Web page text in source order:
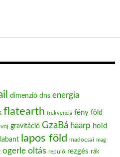
dimenzió dns energia
flatearth frekvencia fény föld
gravitáció GzaBá haarp hold
labant lapos föld madocsai mag
ogerle oltás repülő rezgés rák